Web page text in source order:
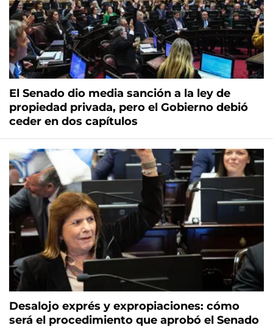
El Senado dio media sanción a la ley de
propiedad privada, pero el Gobierno debió
ceder en dos capítulos
Desalojo exprés y expropiaciones: cómo
será el procedimiento que aprobó el Senado